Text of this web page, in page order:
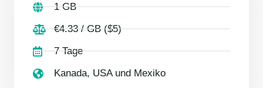
1 GB
€4.33 / GB ($5)
7 Tage
Kanada, USA und Mexiko